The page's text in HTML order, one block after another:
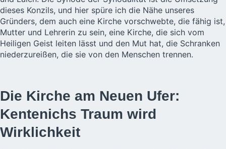
dieses Konzils, und hier spüre ich die Nähe unseres
Gründers, dem auch eine Kirche vorschwebte, die fähig ist,
Mutter und Lehrerin zu sein, eine Kirche, die sich vom
Heiligen Geist leiten lässt und den Mut hat, die Schranken
niederzureißen, die sie von den Menschen trennen.
Die Kirche am Neuen Ufer:
Kentenichs Traum wird
Wirklichkeit